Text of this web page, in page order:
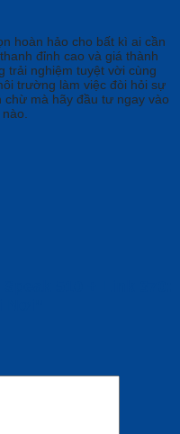
hoàn hảo cho bất kì ai cần
đỉnh cao và giá thành
trải nghiệm tuyệt vời cùng
trường làm việc đòi hỏi sự
mà hãy đầu tư ngay vào